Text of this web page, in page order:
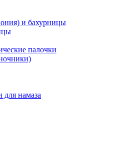
и бахурницы
палочки
для намаза